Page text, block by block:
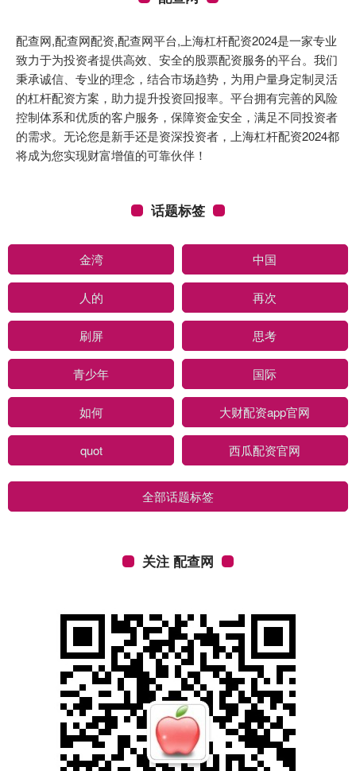
配查网,配查网配资,配查网平台,上海杠杆配资2024是一家专业
致力于为投资者提供高效、安全的股票配资服务的平台。我们
秉承诚信、专业的理念，结合市场趋势，为用户量身定制灵活
的杠杆配资方案，助力提升投资回报率。平台拥有完善的风险
控制体系和优质的客户服务，保障资金安全，满足不同投资者
的需求。无论您是新手还是资深投资者，上海杠杆配资2024都
将成为您实现财富增值的可靠伙伴！
话题标签
金湾 中国
人的 再次
刷屏 思考
青少年 国际
如何 大财配资app官网
quot 西瓜配资官网
全部话题标签
关注 配查网